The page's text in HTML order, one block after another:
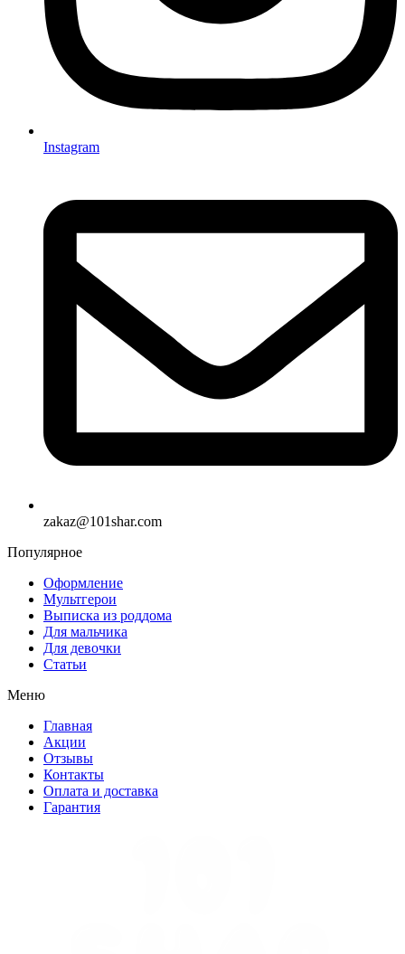
Instagram
zakaz@101shar.com
Популярное
Оформление
Мультгерои
Выписка из роддома
Для мальчика
Для девочки
Статьи
Меню
Главная
Акции
Отзывы
Контакты
Оплата и доставка
Гарантия